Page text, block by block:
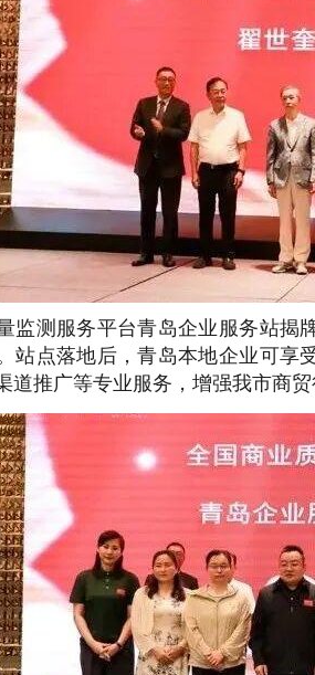
监测服务平台青岛企业服务站揭
站点落地后，青岛本地企业可享
道推广等专业服务，增强我市商